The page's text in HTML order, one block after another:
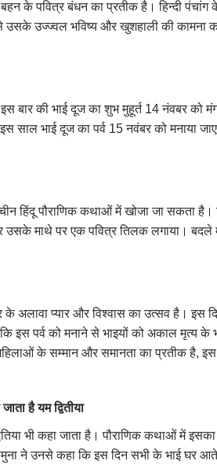
के पवित्र बंधन का प्रतीक है। हिन्दी पंचांग
उज्ज्वल भविष्य और खुशहाली की कामना
बार की भाई दूज का शुभ मुहूर्त 14 नंवबर
साल भाई दूज का पर्व 15 नवंबर को मनाया
हिंदू पौराणिक कथाओं में खोजा जा सकता
उसके माथे पर एक पवित्र तिलक लगाया। बदले
के अलावा प्यार और विश्वास का उत्सव है।
इस पर्व को मनाने से भाइयों को अकाल मृत्य
के सम्मान और समानता का प्रतीक है,
है यम द्वितीया
भी कहा जाता है। पौराणिक कथाओं में
ने उनसे कहा कि इस दिन सभी के भाई घर